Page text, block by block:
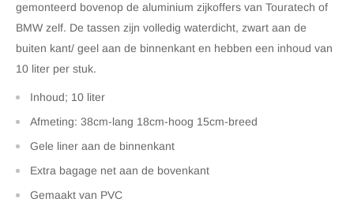
gemonteerd bovenop de aluminium zijkoffers van Touratech of
BMW zelf. De tassen zijn volledig waterdicht, zwart aan de
buiten kant/ geel aan de binnenkant en hebben een inhoud van
10 liter per stuk.
Inhoud; 10 liter
Afmeting: 38cm-lang 18cm-hoog 15cm-breed
Gele liner aan de binnenkant
Extra bagage net aan de bovenkant
Gemaakt van PVC